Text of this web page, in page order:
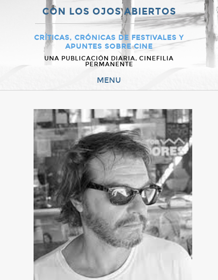
CON LOS OJOS ABIERTOS
CRÍTICAS, CRÓNICAS DE FESTIVALES Y
APUNTES SOBRE CINE
UNA PUBLICACIÓN DIARIA, CINEFILIA
PERMANENTE
MENU